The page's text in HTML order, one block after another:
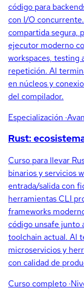
código para
con I/O
compartida segura,
ejecutor moderno
workspaces, testing
repetición. Al
en núcleos y
del compilador.
Especialización
Rust:
Curso para llevar
binarios y servicios
entrada/salida con
herramientas CLI
frameworks
código unsafe junto
toolchain actual. Al
microservicios y
con calidad de
Curso completo